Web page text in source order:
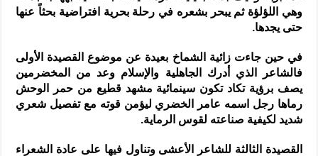
وهي اللؤلؤة ثم يبحر بشعره في رحلة بحرية افتراضية بحثاً عنها
حتى يجدها.
في حين جاءت زائية الشماخ بعيدة عن موضوع القصيدة الأولى
فالشاعر الذي أدرك الجاهلية والإسلام وعد من المخضرمين
يصف برؤية تكاد تكون سينمائية مشهد قطيع من حمر الوحش
رماها رجل اسمه عامر الخضري ليؤمن قوته مع تفصيل شعري
شديد لكيفية صناعته لقوس الرماية.
القصيدة الثالثة للشاعر الأعشى وتناول فيها على عادة الشعراء